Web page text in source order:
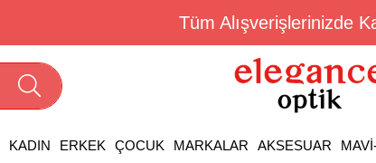
Tüm Alışverişlerinizde
KADIN ERKEK ÇOCUK MARKALAR AKSESUAR